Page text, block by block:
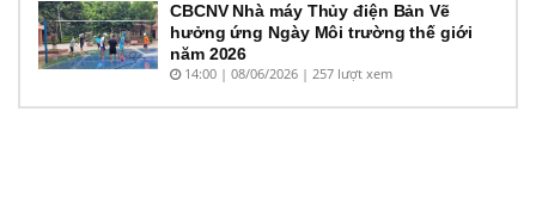
CBCNV Nhà máy Thủy điện Bản Vẽ
hưởng ứng Ngày Môi trường thế giới
năm 2026
14:00 | 08/06/2026 | 257 lượt xem